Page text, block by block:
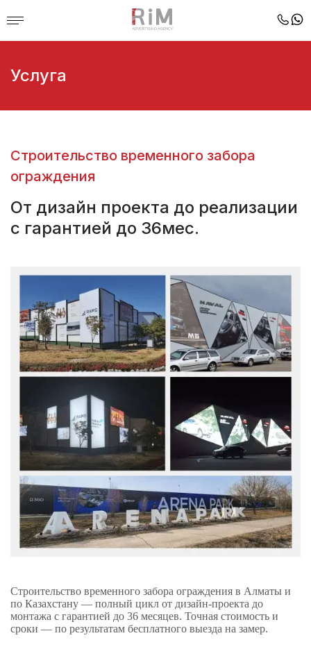
Услуга
Строительство временного забора
ограждения
От дизайн проекта до реализации
с гарантией до 36мес.
Строительство временного забора ограждения в Алматы и
по Казахстану — полный цикл от дизайн-проекта до
монтажа с гарантией до 36 месяцев. Точная стоимость и
сроки — по результатам бесплатного выезда на замер.